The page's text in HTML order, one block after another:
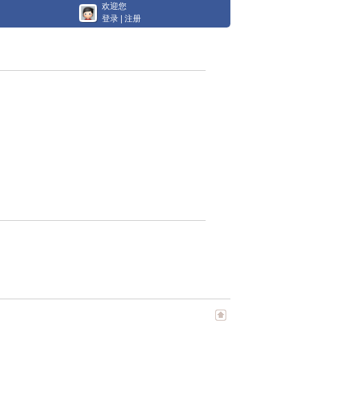
欢迎您
登录
注册